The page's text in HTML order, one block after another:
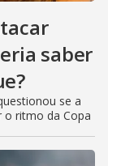
saber
se a
o ritmo da Copa